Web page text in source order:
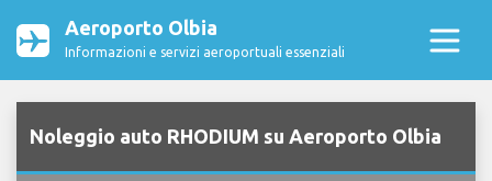
Aeroporto Olbia
Informazioni e servizi aeroportuali essenziali
Noleggio auto RHODIUM su Aeroporto Olbia